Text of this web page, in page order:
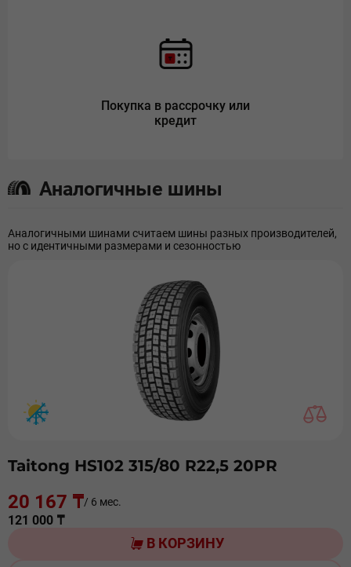
Покупка в рассрочку или
кредит
Аналогичные шины
Аналогичными шинами считаем шины разных производителей,
но с идентичными размерами и сезонностью
Taitong HS102 315/80 R22,5 20PR
20 167 ₸/ 6 мес.
121 000 ₸
В КОРЗИНУ